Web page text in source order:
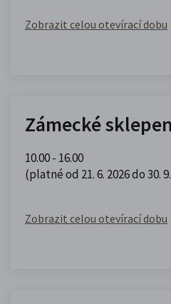
Zobrazit celou otevírací dobu
Zámecké
10.00 - 16.00
(platné od 21. 6. 2026 do 30.
Zobrazit celou otevírací dobu